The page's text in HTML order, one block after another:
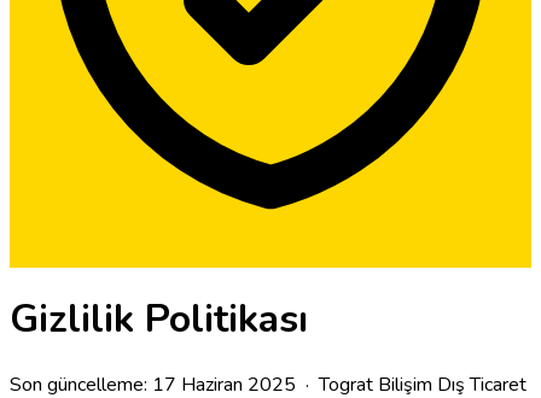
Gizlilik Politikası
Son güncelleme: 17 Haziran 2025 · Tograt Bilişim Dış Ticaret